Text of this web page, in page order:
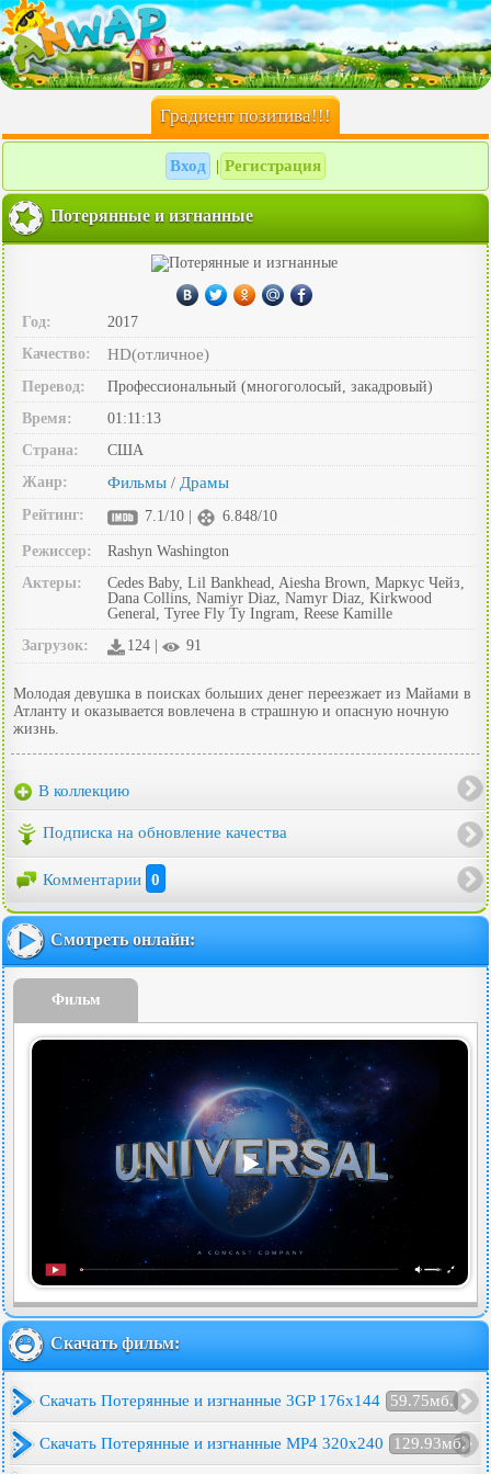
Градиент позитива!!!
Вход Регистрация
Потерянные и изгнанные
Год:
2017
Качество:
HD(отличное)
Перевод:
Профессиональный (многоголосый, закадровый)
Время:
01:11:13
Страна:
США
Жанр:
Фильмы / Драмы
Рейтинг: 7.1/10 | 6.848/10
Режиссер:
Rashyn Washington
Актеры:
Cedes Baby, Lil Bankhead, Aiesha Brown, Маркус Чейз,
Dana Collins, Namiyr Diaz, Namyr Diaz, Kirkwood
General, Tyree Fly Ty Ingram, Reese Kamille
Загрузок:
124 | 91
Молодая девушка в поисках больших денег переезжает из Майами в
Атланту и оказывается вовлечена в страшную и опасную ночную
жизнь.
В коллекцию
Подписка на обновление качества
Комментарии 0
Смотреть онлайн:
Фильм
Скачать фильм:
Скачать Потерянные и изгнанные 3GP 176x144 59.75мб.
Скачать Потерянные и изгнанные MP4 320x240 129.93мб.